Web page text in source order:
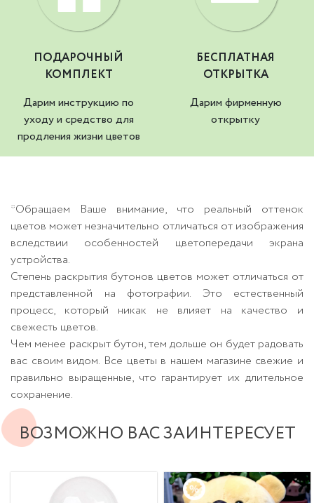
ПОДАРОЧНЫЙ
КОМПЛЕКТ
Дарим инструкцию по
уходу и средство для
продления жизни цветов
БЕСПЛАТНАЯ
ОТКРЫТКА
Дарим фирменную
открытку
*Обращаем Ваше внимание, что реальный оттенок
цветов может незначительно отличаться от изображения
вследствии особенностей цветопередачи экрана
устройства.
Степень раскрытия бутонов цветов может отличаться от
представленной на фотографии. Это естественный
процесс, который никак не влияет на качество и
свежесть цветов.
Чем менее раскрыт бутон, тем дольше он будет радовать
вас своим видом. Все цветы в нашем магазине свежие и
правильно выращенные, что гарантирует их длительное
сохранение.
ВОЗМОЖНО ВАС ЗАИНТЕРЕСУЕТ